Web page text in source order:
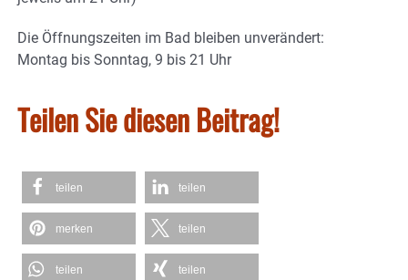
Die Öffnungszeiten im Bad bleiben unverändert:
Montag bis Sonntag, 9 bis 21 Uhr
Teilen Sie diesen Beitrag!
teilen teilen
merken teilen
teilen teilen